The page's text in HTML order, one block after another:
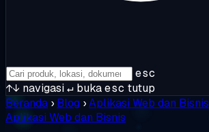
esc
↑↓ navigasi↵ bukaesc tutup
Beranda › Blog ›Aplikasi Web dan Bisnis
Aplikasi Web dan Bisnis